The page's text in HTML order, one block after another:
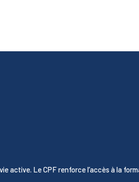
active. Le CPF renforce l’accès à la